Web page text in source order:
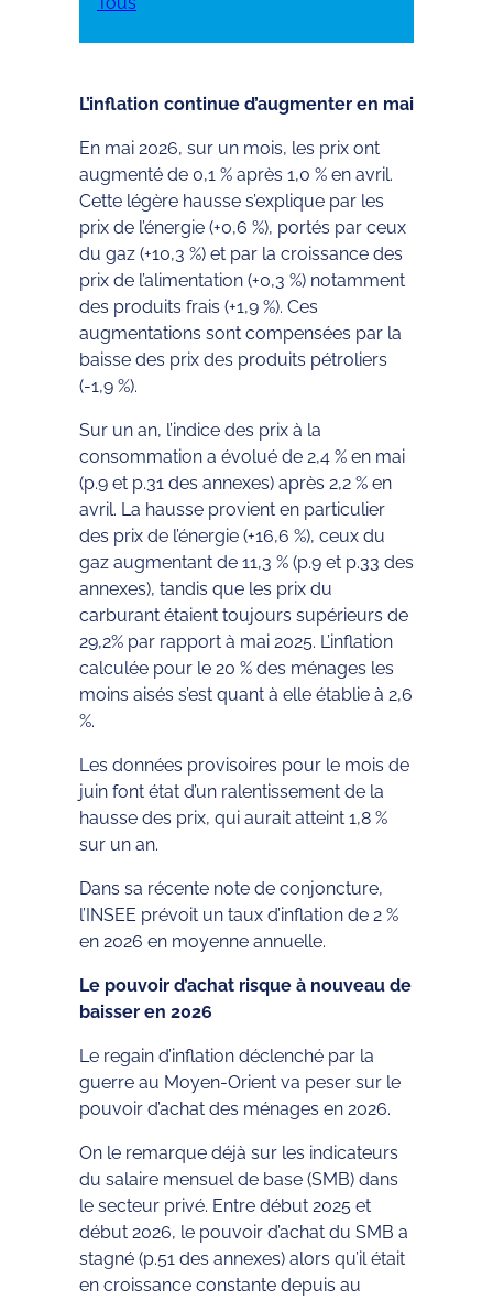
L’inflation continue d’augmenter en mai
En mai 2026, sur un mois, les prix ont
augmenté de 0,1 % après 1,0 % en avril.
Cette légère hausse s’explique par les
prix de l’énergie (+0,6 %), portés par ceux
du gaz (+10,3 %) et par la croissance des
prix de l’alimentation (+0,3 %) notamment
des produits frais (+1,9 %). Ces
augmentations sont compensées par la
baisse des prix des produits pétroliers
(-1,9 %).
Sur un an, l’indice des prix à la
consommation a évolué de 2,4 % en mai
(p.9 et p.31 des annexes) après 2,2 % en
avril. La hausse provient en particulier
des prix de l’énergie (+16,6 %), ceux du
gaz augmentant de 11,3 % (p.9 et p.33 des
annexes), tandis que les prix du
carburant étaient toujours supérieurs de
29,2% par rapport à mai 2025. L’inflation
calculée pour le 20 % des ménages les
moins aisés s’est quant à elle établie à 2,6
%.
Les données provisoires pour le mois de
juin font état d’un ralentissement de la
hausse des prix, qui aurait atteint 1,8 %
sur un an.
Dans sa récente note de conjoncture,
l’INSEE prévoit un taux d’inflation de 2 %
en 2026 en moyenne annuelle.
Le pouvoir d’achat risque à nouveau de
baisser en 2026
Le regain d’inflation déclenché par la
guerre au Moyen-Orient va peser sur le
pouvoir d’achat des ménages en 2026.
On le remarque déjà sur les indicateurs
du salaire mensuel de base (SMB) dans
le secteur privé. Entre début 2025 et
début 2026, le pouvoir d’achat du SMB a
stagné (p.51 des annexes) alors qu’il était
en croissance constante depuis au